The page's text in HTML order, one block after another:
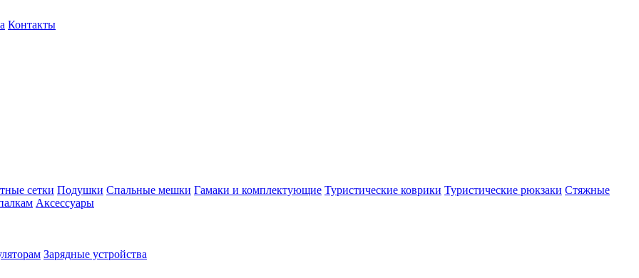
Контакты
сетки Подушки Спальные мешки Гамаки и комплектующие Туристические коврики Туристические рюкзаки Стяжные
Аксессуары
Зарядные устройства